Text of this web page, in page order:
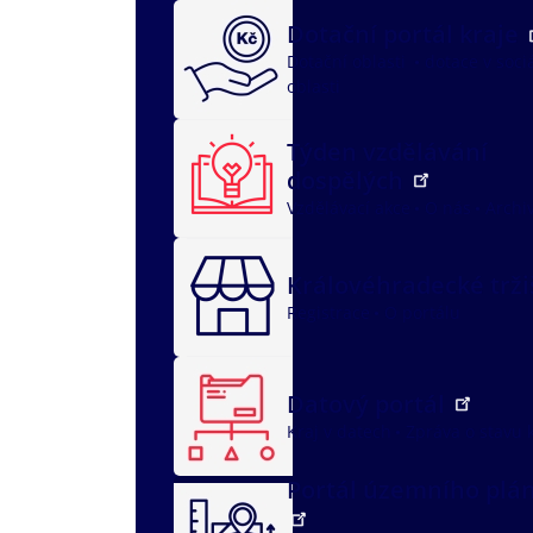
Dotační portál kraje
Dotační oblasti
oblasti
Týden vzdělávání
dospělých
Vzdělávací akce
Královéhradecké
Registrace
Datový portál
Kraj v datech
Portál územního